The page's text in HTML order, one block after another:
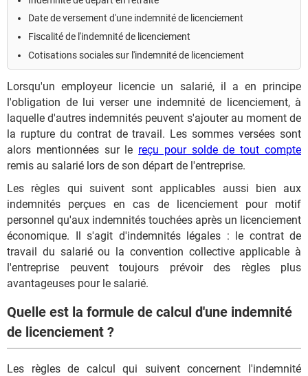
Date de versement d'une indemnité de licenciement
Fiscalité de l'indemnité de licenciement
Cotisations sociales sur l'indemnité de licenciement
Lorsqu'un employeur licencie un salarié, il a en principe
l'obligation de lui verser une indemnité de licenciement, à
laquelle d'autres indemnités peuvent s'ajouter au moment de
la rupture du contrat de travail. Les sommes versées sont
alors mentionnées sur le reçu pour solde de tout compte
remis au salarié lors de son départ de l'entreprise.
Les règles qui suivent sont applicables aussi bien aux
indemnités perçues en cas de licenciement pour motif
personnel qu'aux indemnités touchées après un licenciement
économique. Il s'agit d'indemnités légales : le contrat de
travail du salarié ou la convention collective applicable à
l'entreprise peuvent toujours prévoir des règles plus
avantageuses pour le salarié.
Quelle est la formule de calcul d'une indemnité
de licenciement ?
Les règles de calcul qui suivent concernent l'indemnité